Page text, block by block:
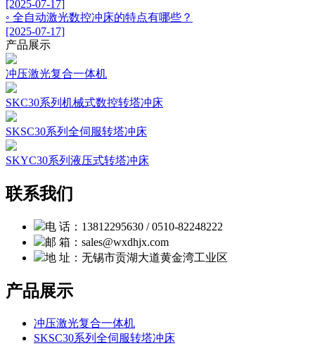
[2025-07-17]
◦ 全自动激光数控冲床的特点有哪些？
[2025-07-17]
产品展示
冲压激光复合一体机
SKC30系列机械式数控转塔冲床
SKSC30系列全伺服转塔冲床
SKYC30系列液压式转塔冲床
联系我们
电 话：13812295630 / 0510-82248222
邮 箱：sales@wxdhjx.com
地 址：无锡市贡湖大道黄金湾工业区
产品展示
冲压激光复合一体机
SKSC30系列全伺服转塔冲床